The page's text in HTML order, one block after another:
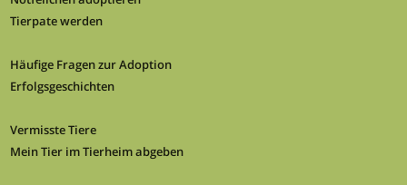
Tierpate werden
Häufige Fragen zur Adoption
Erfolgsgeschichten
Vermisste Tiere
Mein Tier im Tierheim abgeben